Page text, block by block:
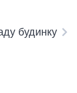
будинку